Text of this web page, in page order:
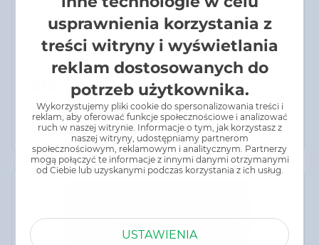
Siatka cieniująca jest doskonałym rozwiązaniem do
tworzenia maskującego ogrodzenia. Zapewnia ona
nie tylko prywatność, ale również chroni przed
wiatrem, pyłem, piaskiem oraz innymi
zanieczyszczeniami. Dzięki niej można cieszyć się
siedzeniem na tarasie czy w ogrodzie nawet przy
silnym wietrze.
212,77 zł
Do koszyka
usprawnienia korzystania z
treści witryny i wyświetlania
reklam dostosowanych do
potrzeb użytkownika.
Wykorzystujemy pliki cookie do spersonalizowania treści i
reklam, aby oferować funkcje społecznościowe i analizować
ruch w naszej witrynie. Informacje o tym, jak korzystasz z
naszej witryny, udostępniamy partnerom
społecznościowym, reklamowym i analitycznym. Partnerzy
mogą połączyć te informacje z innymi danymi otrzymanymi
od Ciebie lub uzyskanymi podczas korzystania z ich usług.
USTAWIENIA